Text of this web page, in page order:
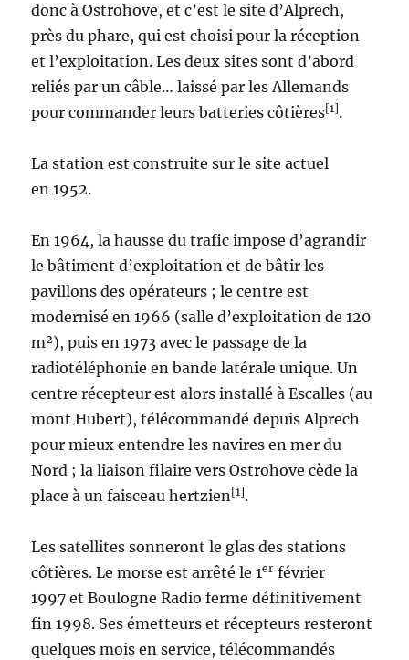
donc à Ostrohove, et c’est le site d’Alprech,
près du phare, qui est choisi pour la réception
et l’exploitation. Les deux sites sont d’abord
reliés par un câble… laissé par les Allemands
pour commander leurs batteries côtières[1].
La station est construite sur le site actuel
en 1952.
En 1964, la hausse du trafic impose d’agrandir
le bâtiment d’exploitation et de bâtir les
pavillons des opérateurs ; le centre est
modernisé en 1966 (salle d’exploitation de 120
m²), puis en 1973 avec le passage de la
radiotéléphonie en bande latérale unique. Un
centre récepteur est alors installé à Escalles (au
mont Hubert), télécommandé depuis Alprech
pour mieux entendre les navires en mer du
Nord ; la liaison filaire vers Ostrohove cède la
place à un faisceau hertzien[1].
Les satellites sonneront le glas des stations
côtières. Le morse est arrêté le 1er février
1997 et Boulogne Radio ferme définitivement
fin 1998. Ses émetteurs et récepteurs resteront
quelques mois en service, télécommandés